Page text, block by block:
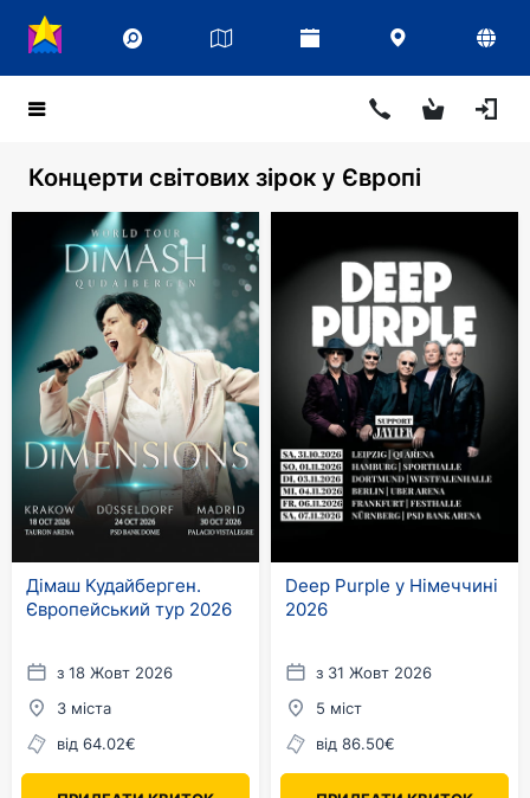
Концерти світових зірок у Європі
Дімаш Кудайберген.
Європейський тур 2026
з 18 Жовт 2026
3 міста
від 64.02€
Deep Purple у Німеччині
2026
з 31 Жовт 2026
5 міст
від 86.50€